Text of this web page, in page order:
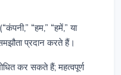
“हम,” “हमें,” या
प्रदान करते हैं।
कर सकते हैं; महत्वपूर्ण